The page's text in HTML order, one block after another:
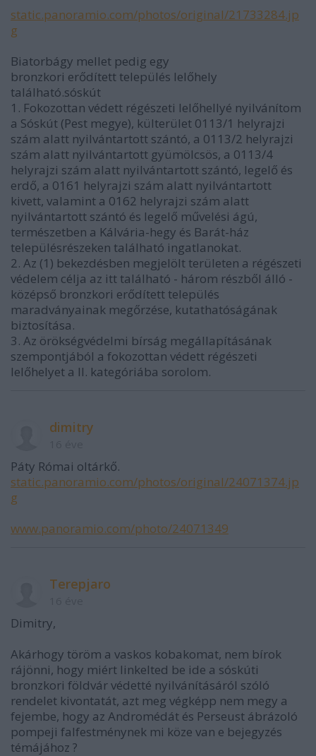
static.panoramio.com/photos/original/21733284.jp
g
Biatorbágy mellet pedig egy
bronzkori erődített település lelőhely
található.sóskút
1. Fokozottan védett régészeti lelőhellyé nyilvánítom
a Sóskút (Pest megye), külterület 0113/1 helyrajzi
szám alatt nyilvántartott szántó, a 0113/2 helyrajzi
szám alatt nyilvántartott gyümölcsös, a 0113/4
helyrajzi szám alatt nyilvántartott szántó, legelő és
erdő, a 0161 helyrajzi szám alatt nyilvántartott
kivett, valamint a 0162 helyrajzi szám alatt
nyilvántartott szántó és legelő művelési ágú,
természetben a Kálvária-hegy és Barát-ház
településrészeken található ingatlanokat.
2. Az (1) bekezdésben megjelölt területen a régészeti
védelem célja az itt található - három részből álló -
középső bronzkori erődített település
maradványainak megőrzése, kutathatóságának
biztosítása.
3. Az örökségvédelmi bírság megállapításának
szempontjából a fokozottan védett régészeti
lelőhelyet a II. kategóriába sorolom.
dimitry
Páty Római oltárkő.
static.panoramio.com/photos/original/24071374.jp
g
www.panoramio.com/photo/24071349
Terepjaro
Dimitry,
Akárhogy töröm a vaskos kobakomat, nem bírok
rájönni, hogy miért linkelted be ide a sóskúti
bronzkori földvár védetté nyilvánításáról szóló
rendelet kivontatát, azt meg végképp nem megy a
fejembe, hogy az Andromédát és Perseust ábrázoló
pompeji falfestménynek mi köze van e bejegyzés
témájához ?